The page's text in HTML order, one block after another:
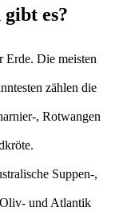
es?
Erde. Die meisten
zählen die
, Rotwangen
Suppen-,
und Atlantik